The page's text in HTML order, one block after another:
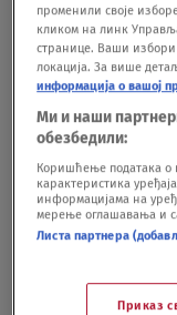
video-cdn
id="2707395"]
променили своје
кликом на линк
странице. Ваши избори
локација. За више
информација о вашој
Ми и наши
обезбедили:
Коришћење података о
карактеристика
информацијама на
мерење оглашавања и
Листа партнера
Приказ